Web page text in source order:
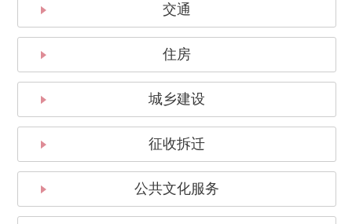
交通
住房
城乡建设
征收拆迁
公共文化服务